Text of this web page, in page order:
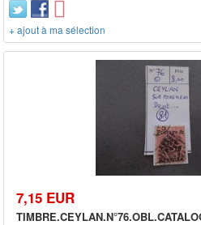
+ ajout à ma sélection
7,15 EUR